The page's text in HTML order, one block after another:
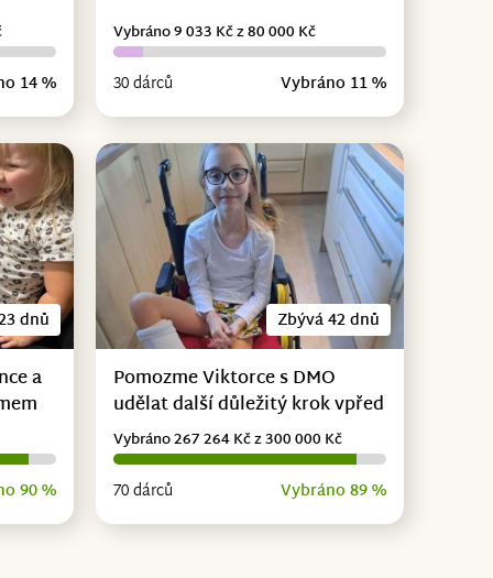
14 % 30 dárců Vybráno 11 %
Vybráno 9 033 Kč z 80 000 Kč
dnů
a
90 %
Zbývá 42 dnů
Pomozme Viktorce s DMO
udělat další důležitý krok vpřed
70 dárců Vybráno 89 %
Vybráno 267 264 Kč z 300 000 Kč